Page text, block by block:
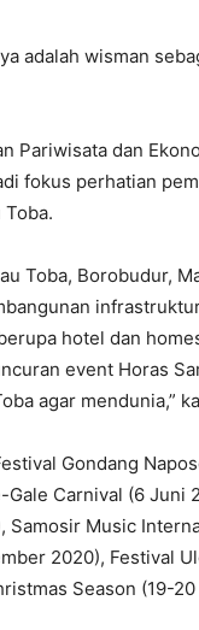
adalah wisman
Pariwisata dan
fokus perhatian
Toba, Borobudur,
hotel dan
event Horas
agar mendunia,”
Gondang
Carnival (6 Juni
Music
2020), Festival
Season (19-